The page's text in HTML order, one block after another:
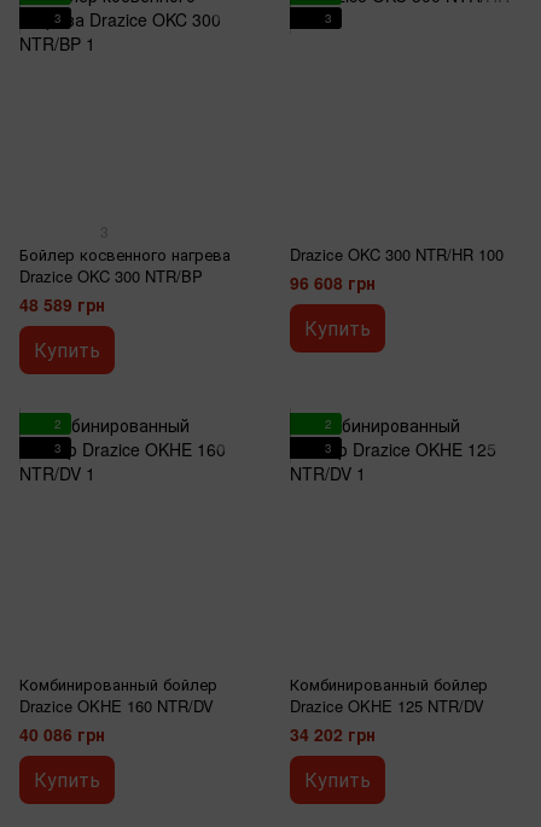
3
3
Бойлер косвенного нагрева
Drazice OKC 300 NTR/BP
48 589 грн
Купить
3
Drazice OKC 300 NTR/HR 100
96 608 грн
Купить
2
3
Комбинированный бойлер
Drazice OKHE 160 NTR/DV
40 086 грн
Купить
2
3
Комбинированный бойлер
Drazice OKHE 125 NTR/DV
34 202 грн
Купить